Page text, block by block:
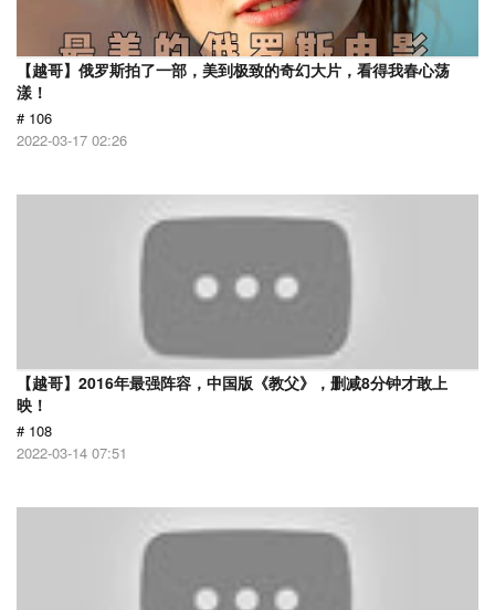
【越哥】俄罗斯拍了一部，美到极致的奇幻大片，看得我春心荡
漾！
# 106
2022-03-17 02:26
【越哥】2016年最强阵容，中国版《教父》，删减8分钟才敢上
映！
# 108
2022-03-14 07:51